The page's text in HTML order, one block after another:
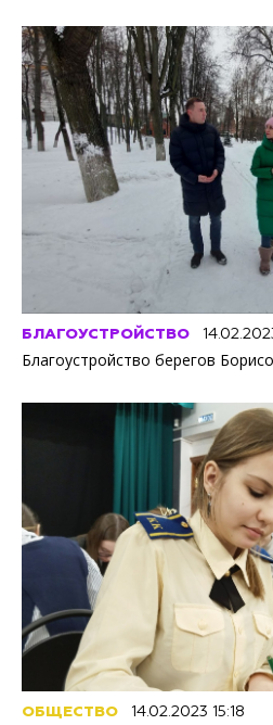
БЛАГОУСТРОЙСТВО
Благоустройство берегов
ОБЩЕСТВО 14.02.2023 15:18